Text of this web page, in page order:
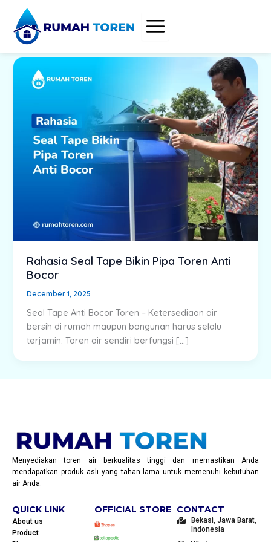
content
Rahasia Seal Tape Bikin Pipa Toren Anti
Bocor
December 1, 2025
Seal Tape Anti Bocor Toren – Ketersediaan air
bersih di rumah maupun bangunan harus selalu
terjamin. Toren air sendiri berfungsi […]
Menyediakan toren air berkualitas tinggi dan memastikan Anda
mendapatkan produk asli yang tahan lama untuk memenuhi kebutuhan
air Anda.
QUICK LINK
About us
Product
OFFICIAL STORE CONTACT
Bekasi, Jawa Barat,
Indonesia